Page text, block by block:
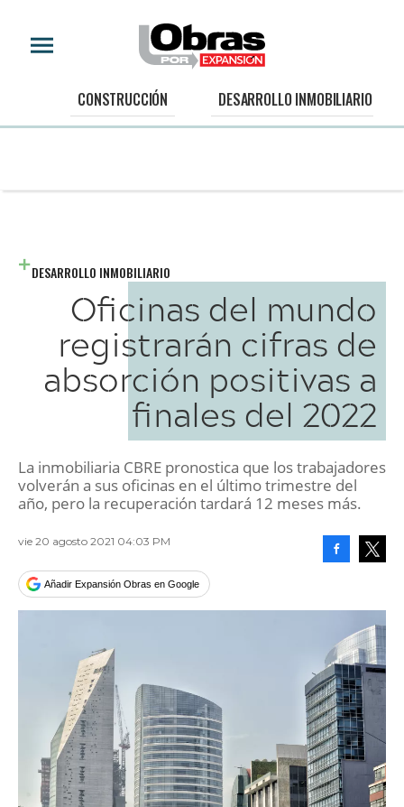
CONSTRUCCIÓN DESARROLLO INMOBILIARIO
DESARROLLO INMOBILIARIO
Oficinas del mundo
registrarán cifras de
absorción positivas a
finales del 2022
La inmobiliaria CBRE pronostica que los trabajadores
volverán a sus oficinas en el último trimestre del
año, pero la recuperación tardará 12 meses más.
vie 20 agosto 2021 04:03 PM
Añadir Expansión Obras en Google